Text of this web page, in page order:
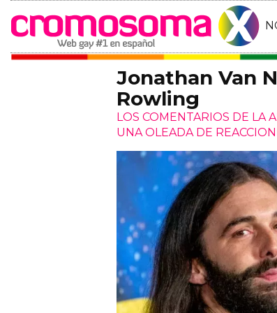
Jonathan Van
Rowling
LOS COMENTARIOS DE LA
UNA OLEADA DE